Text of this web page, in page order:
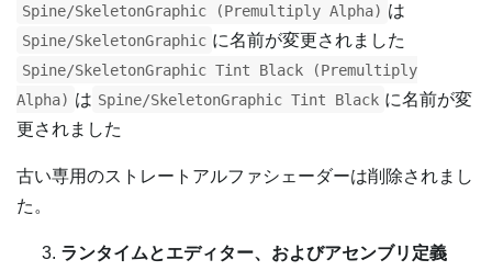
Spine/SkeletonGraphic (Premultiply Alpha) は
Spine/SkeletonGraphic に名前が変更されました
Spine/SkeletonGraphic Tint Black (Premultiply
Alpha) は Spine/SkeletonGraphic Tint Black に名前が変
更されました
古い専用のストレートアルファシェーダーは削除されまし
た。
ランタイムとエディター、およびアセンブリ定義